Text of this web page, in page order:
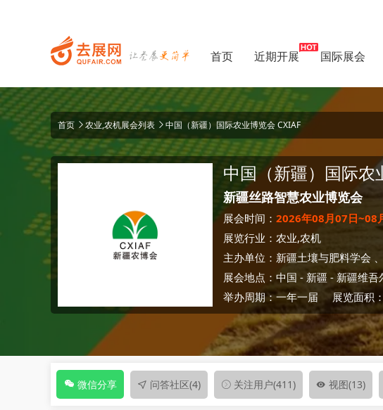
首页 近期开展 国际展会
首页 农业,农机展会列表 中国（新疆）国际农业博览会 CXIAF
中国（新疆）国际农
新疆丝路智慧农业博览会
展会时间： 2026年08月07日~08
展览行业： 农业,农机
主办单位： 新疆土壤与肥料学会
展会地点： 中国 - 新疆 - 新疆维吾
举办周期：一年一届
展览面积
微信分享 问答社区(4) 关注用户(411) 视图(13)